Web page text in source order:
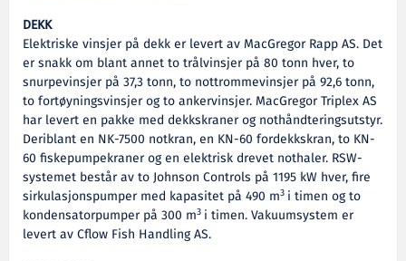
DEKK
Elektriske vinsjer på dekk er levert av MacGregor Rapp AS. Det
er snakk om blant annet to trålvinsjer på 80 tonn hver, to
snurpevinsjer på 37,3 tonn, to nottrommevinsjer på 92,6 tonn,
to fortøyningsvinsjer og to ankervinsjer. MacGregor Triplex AS
har levert en pakke med dekkskraner og nothåndteringsutstyr.
Deriblant en NK-7500 notkran, en KN-60 fordekkskran, to KN-
60 fiskepumpekraner og en elektrisk drevet nothaler. RSW-
systemet består av to Johnson Controls på 1195 kW hver, fire
sirkulasjonspumper med kapasitet på 490 m3 i timen og to
kondensatorpumper på 300 m3 i timen. Vakuumsystem er
levert av Cflow Fish Handling AS.